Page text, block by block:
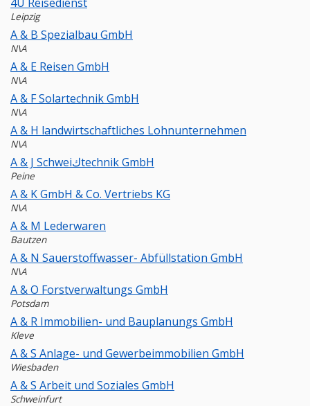
Leipzig
A & B Spezialbau GmbH
N\A
A & E Reisen GmbH
N\A
A & F Solartechnik GmbH
N\A
A & H landwirtschaftliches Lohnunternehmen
N\A
A & J Schweiكtechnik GmbH
Peine
A & K GmbH & Co. Vertriebs KG
N\A
A & M Lederwaren
Bautzen
A & N Sauerstoffwasser- Abfüllstation GmbH
N\A
A & O Forstverwaltungs GmbH
Potsdam
A & R Immobilien- und Bauplanungs GmbH
Kleve
A & S Anlage- und Gewerbeimmobilien GmbH
Wiesbaden
A & S Arbeit und Soziales GmbH
Schweinfurt